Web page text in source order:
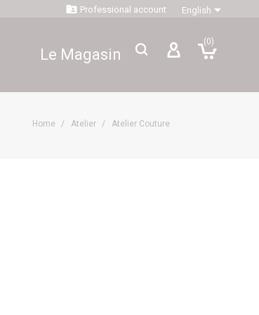
Le Magasin
 Professional account English
(0)
Home Atelier Atelier Couture